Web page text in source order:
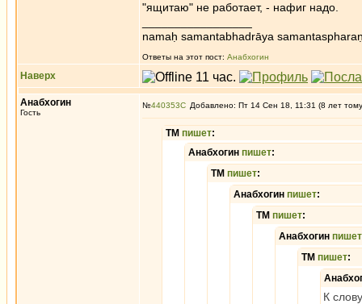
"ящитаю" не работает, - нафиг надо.
namaḥ samantabhadrāya
Ответы на этот пост: Анабхогин
Наверх
Анабхогин
Гость
№440353 Добавлено: Пт 14 Сен 18, 11:31 (8 лет
ТМ пишет:
Анабхогин пишет:
ТМ пишет:
Анабхогин пишет:
ТМ пишет:
Анабхогин пишет
ТМ пишет:
К